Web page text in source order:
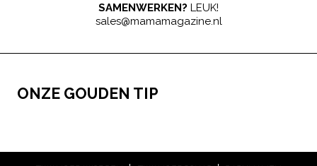
SAMENWERKEN? LEUK!
sales@mamamagazine.nl
ONZE GOUDEN TIP